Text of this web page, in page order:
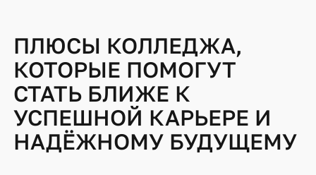
ПЛЮСЫ КОЛЛЕДЖА,
КОТОРЫЕ ПОМОГУТ
СТАТЬ БЛИЖЕ К
УСПЕШНОЙ КАРЬЕРЕ И
НАДЁЖНОМУ БУДУЩЕМУ